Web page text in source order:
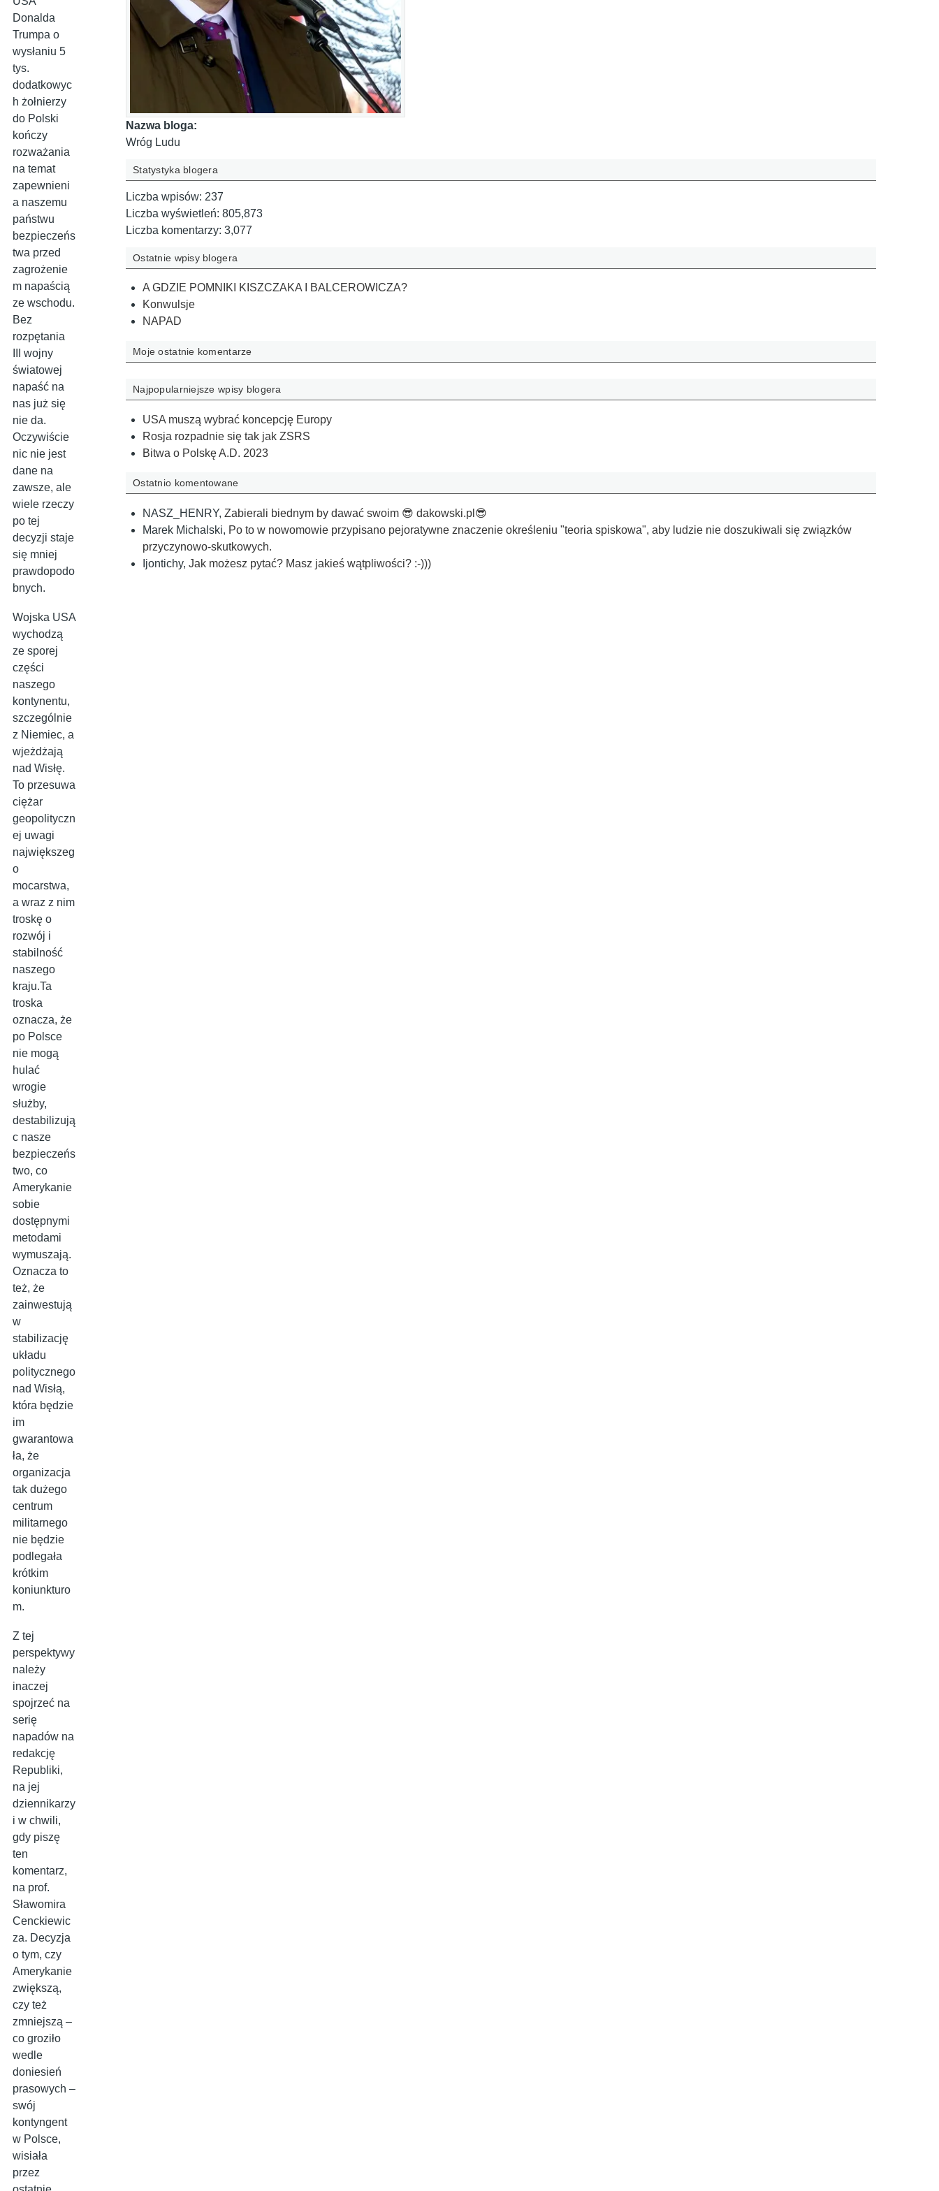
Donalda
Trumpa o
wysłaniu 5
tys.
dodatkowyc
h żołnierzy
do Polski
kończy
rozważania
na temat
zapewnieni
a naszemu
państwu
bezpieczeńs
twa przed
zagrożenie
m napaścią
ze wschodu.
Bez
rozpętania
III wojny
światowej
napaść na
nas już się
nie da.
Oczywiście
nic nie jest
dane na
zawsze, ale
wiele rzeczy
po tej
decyzji staje
się mniej
prawdopodo
bnych.
Wojska USA
wychodzą
ze sporej
części
naszego
kontynentu,
szczególnie
z Niemiec, a
wjeżdżają
nad Wisłę.
To przesuwa
ciężar
geopolityczn
ej uwagi
największeg
o
mocarstwa,
a wraz z nim
troskę o
rozwój i
stabilność
naszego
kraju.Ta
troska
oznacza, że
po Polsce
nie mogą
hulać
wrogie
służby,
destabilizują
c nasze
bezpieczeńs
two, co
Amerykanie
sobie
dostępnymi
metodami
wymuszają.
Oznacza to
też, że
zainwestują
w
stabilizację
układu
politycznego
nad Wisłą,
która będzie
im
gwarantowa
ła, że
organizacja
tak dużego
centrum
militarnego
nie będzie
podlegała
krótkim
koniunkturo
m.
Z tej
perspektywy
należy
inaczej
spojrzeć na
serię
napadów na
redakcję
Republiki,
na jej
dziennikarzy
i w chwili,
gdy piszę
ten
komentarz,
na prof.
Sławomira
Cenckiewic
za. Decyzja
o tym, czy
Amerykanie
zwiększą,
czy też
zmniejszą –
co groziło
wedle
doniesień
prasowych –
swój
kontyngent
w Polsce,
wisiała
przez
Nazwa bloga:
Wróg Ludu
Statystyka blogera
Liczba wpisów: 237
Liczba wyświetleń: 805,873
Liczba komentarzy: 3,077
Ostatnie wpisy blogera
A GDZIE POMNIKI KISZCZAKA I BALCEROWICZA?
Konwulsje
NAPAD
Moje ostatnie komentarze
Najpopularniejsze wpisy blogera
USA muszą wybrać koncepcję Europy
Rosja rozpadnie się tak jak ZSRS
Bitwa o Polskę A.D. 2023
Ostatnio komentowane
NASZ_HENRY, Zabierali biednym by dawać swoim 😎 dakowski.pl😎
Marek Michalski, Po to w nowomowie przypisano pejoratywne znaczenie określeniu "teoria spiskowa", aby ludzie nie doszukiwali się związków
przyczynowo-skutkowych.
Ijontichy, Jak możesz pytać? Masz jakieś wątpliwości? :-)))